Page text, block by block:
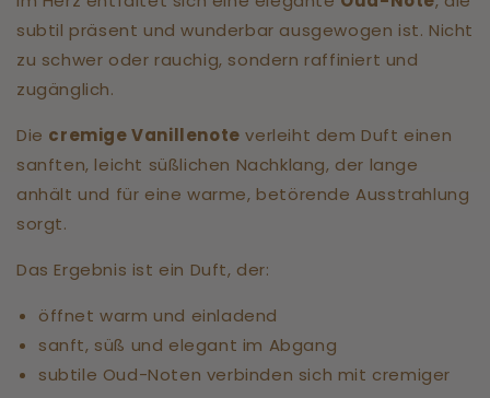
subtil präsent und wunderbar ausgewogen ist. Nicht
zu schwer oder rauchig, sondern raffiniert und
zugänglich.
Die cremige Vanillenote verleiht dem Duft einen
sanften, leicht süßlichen Nachklang, der lange
anhält und für eine warme, betörende Ausstrahlung
sorgt.
Das Ergebnis ist ein Duft, der:
öffnet warm und einladend
sanft, süß und elegant im Abgang
subtile Oud-Noten verbinden sich mit cremiger